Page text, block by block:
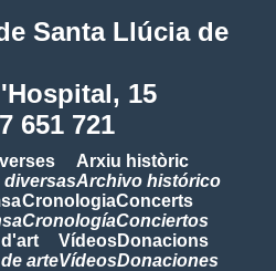
Santa Llúcia de
15
651 721
Arxiu històric
Archivo histórico
Cronologia
Cronología
Concerts
Conciertos
arte
Vídeos
Vídeos
Donacions
Donaciones